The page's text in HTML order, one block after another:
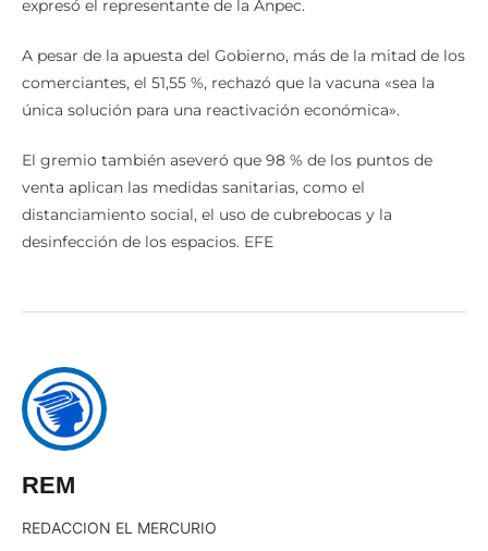
expresó el representante de la Anpec.
A pesar de la apuesta del Gobierno, más de la mitad de los
comerciantes, el 51,55 %, rechazó que la vacuna «sea la
única solución para una reactivación económica».
El gremio también aseveró que 98 % de los puntos de
venta aplican las medidas sanitarias, como el
distanciamiento social, el uso de cubrebocas y la
desinfección de los espacios. EFE
REM
REDACCION EL MERCURIO